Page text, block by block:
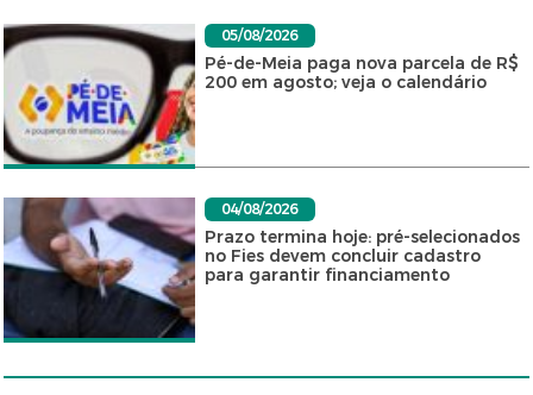
05/08/2026
Pé-de-Meia paga nova parcela de R$
200 em agosto; veja o calendário
04/08/2026
Prazo termina hoje: pré-selecionados
no Fies devem concluir cadastro
para garantir financiamento